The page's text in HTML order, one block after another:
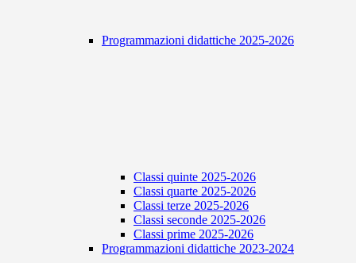
Programmazioni didattiche 2025-2026
Classi quinte 2025-2026
Classi quarte 2025-2026
Classi terze 2025-2026
Classi seconde 2025-2026
Classi prime 2025-2026
Programmazioni didattiche 2023-2024